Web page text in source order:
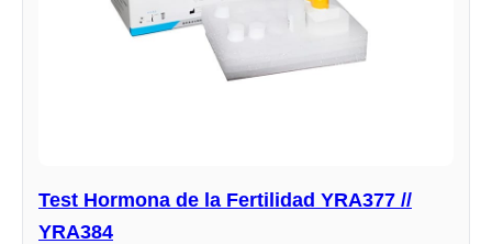
Test Hormona de la Fertilidad YRA377 //
YRA384